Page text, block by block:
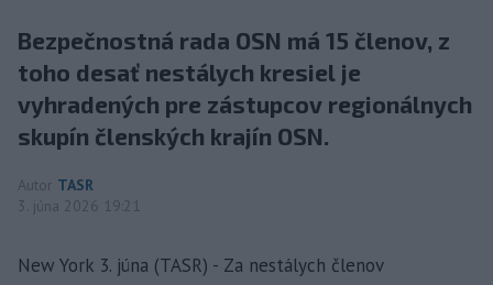
Bezpečnostná rada OSN má 15 členov, z
toho desať nestálych kresiel je
vyhradených pre zástupcov regionálnych
skupín členských krajín OSN.
Autor TASR
3. júna 2026 19:21
New York 3. júna (TASR) - Za nestálych členov